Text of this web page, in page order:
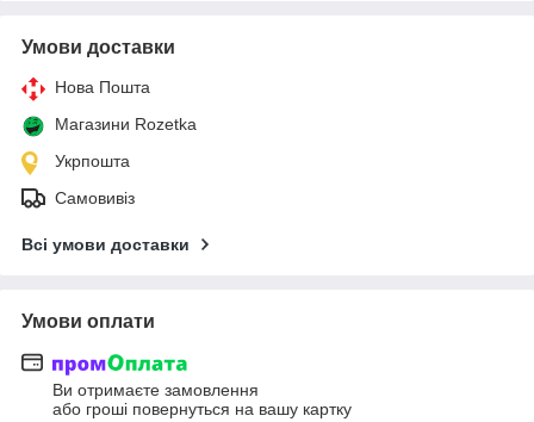
Умови доставки
Нова Пошта
Магазини Rozetka
Укрпошта
Самовивіз
Всі умови доставки
Умови оплати
Ви отримаєте замовлення
або гроші повернуться на вашу картку